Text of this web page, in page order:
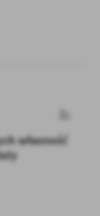
własność